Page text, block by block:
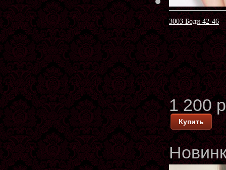
3003 Боди 42-46
1 200
Купить